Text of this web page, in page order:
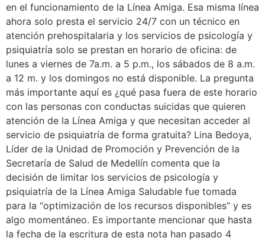
en el funcionamiento de la Línea Amiga. Esa misma línea
ahora solo presta el servicio 24/7 con un técnico en
atención prehospitalaria y los servicios de psicología y
psiquiatría solo se prestan en horario de oficina: de
lunes a viernes de 7a.m. a 5 p.m., los sábados de 8 a.m.
a 12 m. y los domingos no está disponible. La pregunta
más importante aquí es ¿qué pasa fuera de este horario
con las personas con conductas suicidas que quieren
atención de la Línea Amiga y que necesitan acceder al
servicio de psiquiatría de forma gratuita? Lina Bedoya,
Líder de la Unidad de Promoción y Prevención de la
Secretaría de Salud de Medellín comenta que la
decisión de limitar los servicios de psicología y
psiquiatría de la Línea Amiga Saludable fue tomada
para la “optimización de los recursos disponibles” y es
algo momentáneo. Es importante mencionar que hasta
la fecha de la escritura de esta nota han pasado 4